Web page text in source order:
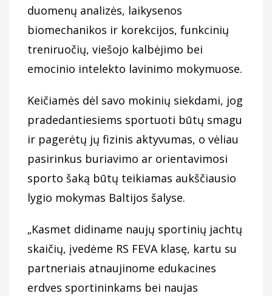
duomenų analizės, laikysenos
biomechanikos ir korekcijos, funkcinių
treniruočių, viešojo kalbėjimo bei
emocinio intelekto lavinimo mokymuose.
Keičiamės dėl savo mokinių siekdami, jog
pradedantiesiems sportuoti būtų smagu
ir pagerėtų jų fizinis aktyvumas, o vėliau
pasirinkus buriavimo ar orientavimosi
sporto šaką būtų teikiamas aukščiausio
lygio mokymas Baltijos šalyse.
„Kasmet didiname naujų sportinių jachtų
skaičių, įvedėme RS FEVA klasę, kartu su
partneriais atnaujinome edukacines
erdves sportininkams bei naujas